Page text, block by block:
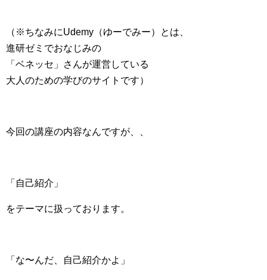
（※ちなみにUdemy（ゆーでみー）とは、
進研ゼミでおなじみの
「ベネッセ」さんが運営している
大人のための学びのサイトです）
今回の講座の内容なんですが、、
「自己紹介」
をテーマに扱っております。
「な〜んだ、自己紹介かよ」